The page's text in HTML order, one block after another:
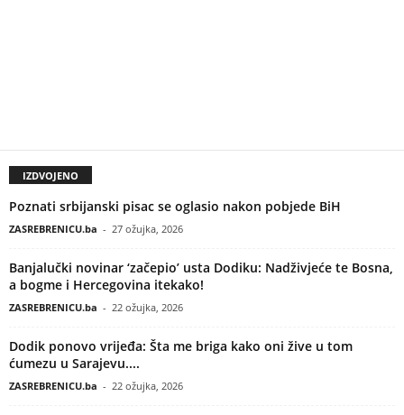
IZDVOJENO
Poznati srbijanski pisac se oglasio nakon pobjede BiH
ZASREBRENICU.ba - 27 ožujka, 2026
Banjalučki novinar ‘začepio’ usta Dodiku: Nadživjeće te Bosna,
a bogme i Hercegovina itekako!
ZASREBRENICU.ba - 22 ožujka, 2026
Dodik ponovo vrijeđa: Šta me briga kako oni žive u tom
ćumezu u Sarajevu....
ZASREBRENICU.ba - 22 ožujka, 2026